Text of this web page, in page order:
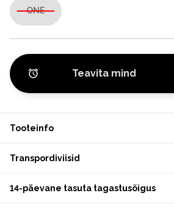
ONE
Teavita mind
Tooteinfo
Transpordiviisid
14-päevane tasuta tagastusõigus